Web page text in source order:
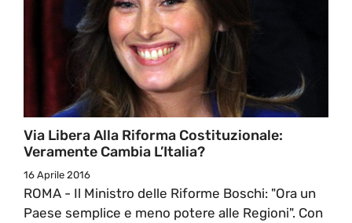
Via Libera Alla Riforma Costituzionale:
Veramente Cambia L’Italia?
16 Aprile 2016
ROMA - Il Ministro delle Riforme Boschi: "Ora un
Paese semplice e meno potere alle Regioni". Con